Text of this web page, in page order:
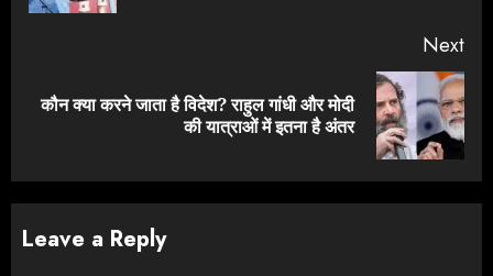
Next
Next
कौन क्या करने जाता है विदेश? राहुल गांधी और मोदी
की यात्राओं में इतना है अंतर
Leave a Reply